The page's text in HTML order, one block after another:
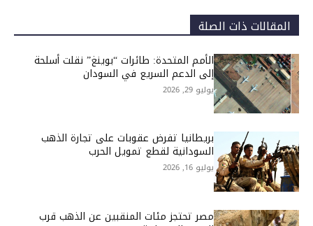
المقالات ذات الصلة
الأمم المتحدة: طائرات “بوينغ” نقلت أسلحة
إلى الدعم السريع في السودان
يوليو 29, 2026
بريطانيا تفرض عقوبات على تجارة الذهب
السودانية لقطع تمويل الحرب
يوليو 16, 2026
مصر تحتجز مئات المنقبين عن الذهب قرب